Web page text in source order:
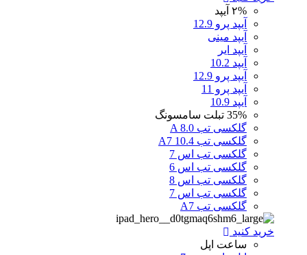
۲% آیپد
آیپد پرو 12.9
آیپد مینی
آیپد ایر
آیپد 10.2
آیپد پرو 12.9
آیپد پرو 11
آیپد 10.9
35% تبلت سامسونگ
گلکسی تب A 8.0
گلکسی تب A7 10.4
گلکسی تب اس 7
گلکسی تب اس 6
گلکسی تب اس 8
گلکسی تب اس 7
گلکسی تب A7
خرید کنید
ساعت اپل